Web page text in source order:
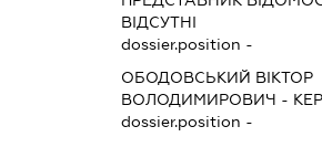
ВІДСУТНІ
dossier.position -
ОБОДОВСЬКИЙ ВІКТОР
ВОЛОДИМИРОВИЧ -
dossier.position -